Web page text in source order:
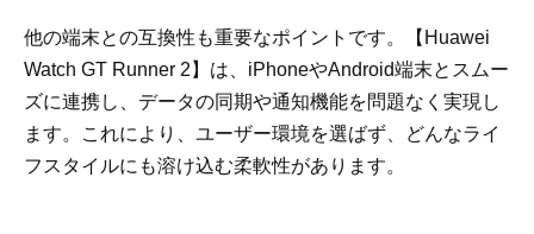
他の端末との互換性も重要なポイントです。【Huawei
Watch GT Runner 2】は、iPhoneやAndroid端末とスムー
ズに連携し、データの同期や通知機能を問題なく実現し
ます。これにより、ユーザー環境を選ばず、どんなライ
フスタイルにも溶け込む柔軟性があります。